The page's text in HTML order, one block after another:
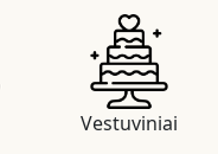
Vestuviniai